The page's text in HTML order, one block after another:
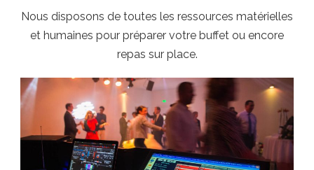
Nous disposons de toutes les ressources matérielles
et humaines pour préparer votre buffet ou encore
repas sur place.